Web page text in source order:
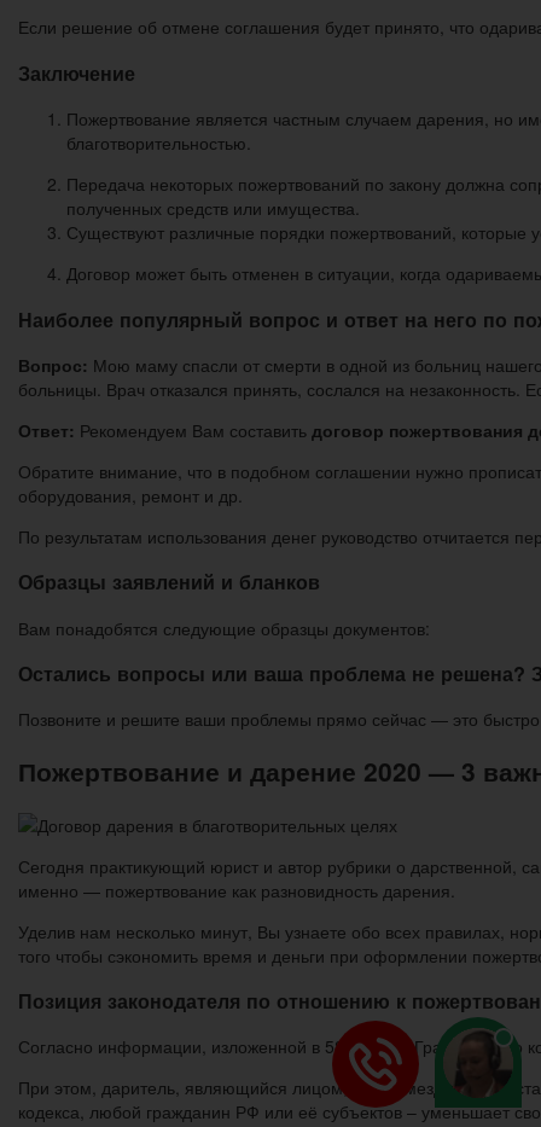
Если решение об отмене соглашения будет принято, что
Заключение
Пожертвование является частным случаем дарения, но
благотворительностью.
Передача некоторых пожертвований по закону должна
полученных средств или имущества.
Существуют различные порядки пожертвований, которые
Договор может быть отменен в ситуации, когда
Наиболее популярный вопрос и ответ на него по
Вопрос: Мою маму спасли от смерти в одной из больниц
больницы. Врач отказался принять, сослался на незаконность.
Ответ: Рекомендуем Вам составить договор пожертвования
Обратите внимание, что в подобном соглашении нужно
оборудования, ремонт и др.
По результатам использования денег руководство отчитается
Образцы заявлений и бланков
Вам понадобятся следующие образцы документов:
Остались вопросы или ваша проблема не решена?
Позвоните и решите ваши проблемы прямо сейчас — это
Пожертвование и дарение 2020 — 3
Сегодня практикующий юрист и автор рубрики о дарственной,
именно — пожертвование как разновидность дарения.
Уделив нам несколько минут, Вы узнаете обо всех правилах,
того чтобы сэкономить время и деньги при оформлении
Позиция законодателя по отношению к
Согласно информации, изложенной в 582 статье Гражданского
При этом, даритель, являющийся лицом, безвозмездно
кодекса, любой гражданин РФ или её субъектов – уменьшает